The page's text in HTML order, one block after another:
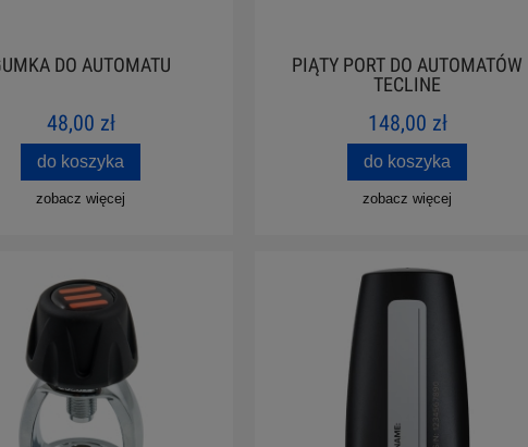
DO AUTOMATU
48,00 zł
do koszyka
zobacz więcej
PIĄTY PORT DO AUTOMATÓW
TECLINE
148,00 zł
do koszyka
zobacz więcej